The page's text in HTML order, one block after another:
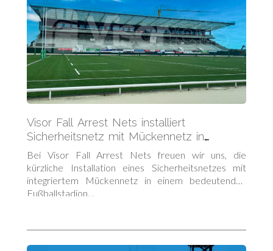
Visor Fall Arrest Nets installiert
Sicherheitsnetz mit Mückennetz in
irischem Fußballstadion
Bei Visor Fall Arrest Nets freuen wir uns, die
kürzliche Installation eines Sicherheitsnetzes mit
integriertem Mückennetz in einem bedeutenden
Fußballstadion…